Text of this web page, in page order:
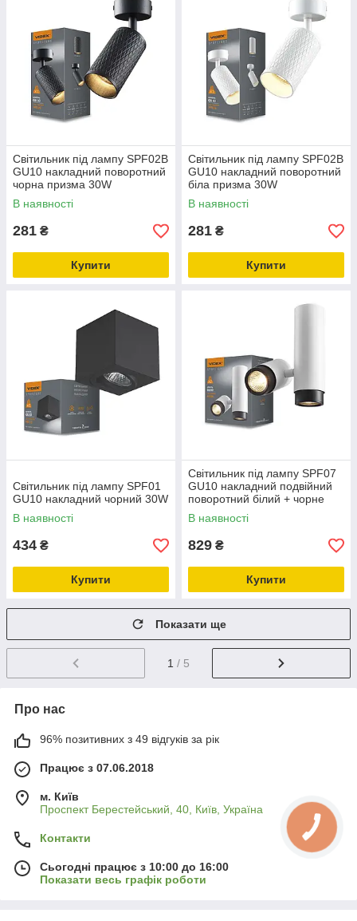
Світильник під лампу SPF02B
GU10 накладний поворотний
чорна призма 30W
В наявності
281 ₴
Купити
Світильник під лампу SPF02B
GU10 накладний поворотний
біла призма 30W
В наявності
281 ₴
Купити
Світильник під лампу SPF01
GU10 накладний чорний 30W
В наявності
434 ₴
Купити
Світильник під лампу SPF07
GU10 накладний подвійний
поворотний білий + чорне
кільце 30W
В наявності
829 ₴
Купити
Показати ще
1 / 5
Про нас
96% позитивних з 49 відгуків за рік
Працює з 07.06.2018
м. Київ
Проспект Берестейський, 40, Київ, Україна
Контакти
Сьогодні працює з 10:00 до 16:00
Показати весь графік роботи